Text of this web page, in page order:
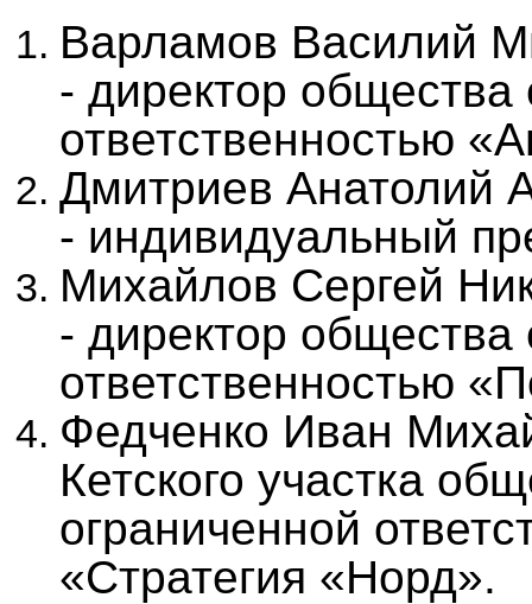
Варламов Василий
- директор общества
ответственностью
Дмитриев Анатолий
- индивидуальный
Михайлов Сергей
- директор общества
ответственностью
Федченко Иван
Кетского участка
ограниченной
«Стратегия «Норд».